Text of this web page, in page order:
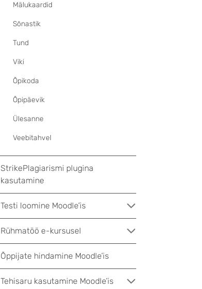
Mälukaardid
Sõnastik
Tund
Viki
Õpikoda
Õpipäevik
Ülesanne
Veebitahvel
StrikePlagiarismi plugina
kasutamine
Testi loomine Moodle’is
Rühmatöö e-kursusel
Õppijate hindamine Moodle’is
Tehisaru kasutamine Moodle’is